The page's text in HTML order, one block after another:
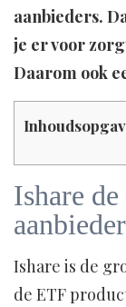
aanbieders.
je er voor
Daarom ook
Ishare
aanbieder
Ishare is de
de ETF